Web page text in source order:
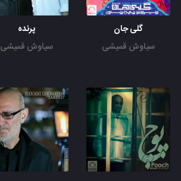
گلی جان
سیاوش قمیشی
پرنده
سیاوش قمیشی